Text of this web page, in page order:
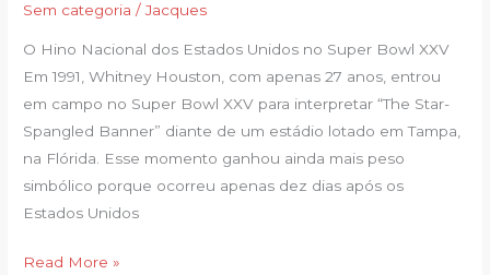
Sem categoria /Jacques
O Hino Nacional dos Estados Unidos no Super Bowl XXV
Em 1991, Whitney Houston, com apenas 27 anos, entrou
em campo no Super Bowl XXV para interpretar “The Star-
Spangled Banner” diante de um estádio lotado em Tampa,
na Flórida. Esse momento ganhou ainda mais peso
simbólico porque ocorreu apenas dez dias após os
Estados Unidos
Whitney
Houston
no
Super
Bowl
de
1991
virou
de
Read More »